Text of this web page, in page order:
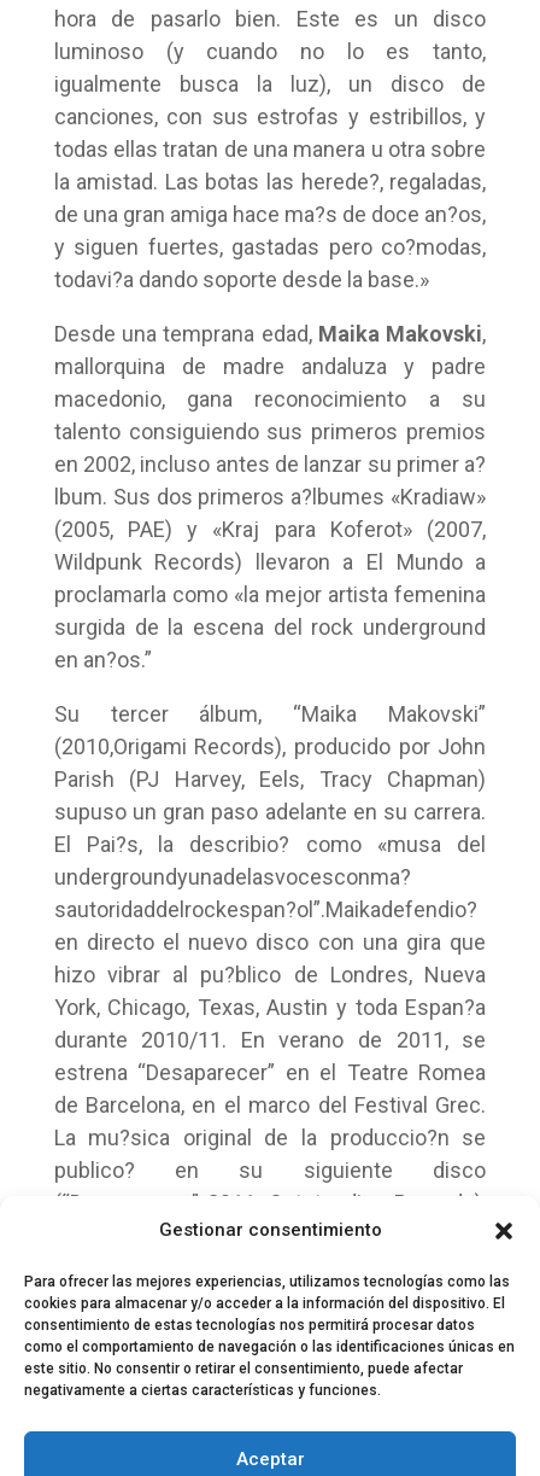
Gestionar consentimiento
Para ofrecer las mejores experiencias, utilizamos tecnologías como las
cookies para almacenar y/o acceder a la información del dispositivo. El
consentimiento de estas tecnologías nos permitirá procesar datos
como el comportamiento de navegación o las identificaciones únicas en
este sitio. No consentir o retirar el consentimiento, puede afectar
negativamente a ciertas características y funciones.
Aceptar
hora de pasarlo bien. Este es un disco
luminoso (y cuando no lo es tanto,
igualmente busca la luz), un disco de
canciones, con sus estrofas y estribillos, y
todas ellas tratan de una manera u otra sobre
la amistad. Las botas las herede?, regaladas,
de una gran amiga hace ma?s de doce an?os,
y siguen fuertes, gastadas pero co?modas,
todavi?a dando soporte desde la base.»
Desde una temprana edad, Maika Makovski,
mallorquina de madre andaluza y padre
macedonio, gana reconocimiento a su
talento consiguiendo sus primeros premios
en 2002, incluso antes de lanzar su primer a?
lbum. Sus dos primeros a?lbumes «Kradiaw»
(2005, PAE) y «Kraj para Koferot» (2007,
Wildpunk Records) llevaron a El Mundo a
proclamarla como «la mejor artista femenina
surgida de la escena del rock underground
en an?os.”
Su tercer álbum, “Maika Makovski”
(2010,Origami Records), producido por John
Parish (PJ Harvey, Eels, Tracy Chapman)
supuso un gran paso adelante en su carrera.
El Pai?s, la describio? como «musa del
undergroundyunadelasvocesconma?
sautoridaddelrockespan?ol”.Maikadefendio?
en directo el nuevo disco con una gira que
hizo vibrar al pu?blico de Londres, Nueva
York, Chicago, Texas, Austin y toda Espan?a
durante 2010/11. En verano de 2011, se
estrena “Desaparecer” en el Teatre Romea
de Barcelona, en el marco del Festival Grec.
La mu?sica original de la produccio?n se
publico? en su siguiente disco
(“Desaparecer” 2011, Outstanding Records),
listo para otra extensa gira.
Equipo EPDLT Contacto